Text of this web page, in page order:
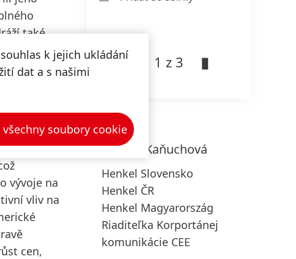
také
začátek
Díky
vývoje na
vliv na
cen,
1 z 3
Zuzana Kaňuchová
Henkel Slovensko
Henkel ČR
Henkel Magyarország
Riaditeľka Korportánej
komunikácie CEE
k jejich ukládání
dat a s našimi
soubory cookie